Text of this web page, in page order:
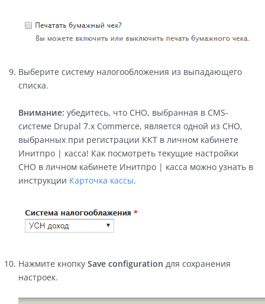
Выберите систему налогообложения из выпадающего
списка.
Внимание: убедитесь, что СНО, выбранная в CMS-
системе Drupal 7.x Commerce, является одной из СНО,
выбранных при регистрации ККТ в личном кабинете
Инитпро | касса! Как посмотреть текущие настройки
СНО в личном кабинете Инитпро | касса можно узнать в
инструкции Карточка кассы.
Нажмите кнопку Save configuration для сохранения
настроек.